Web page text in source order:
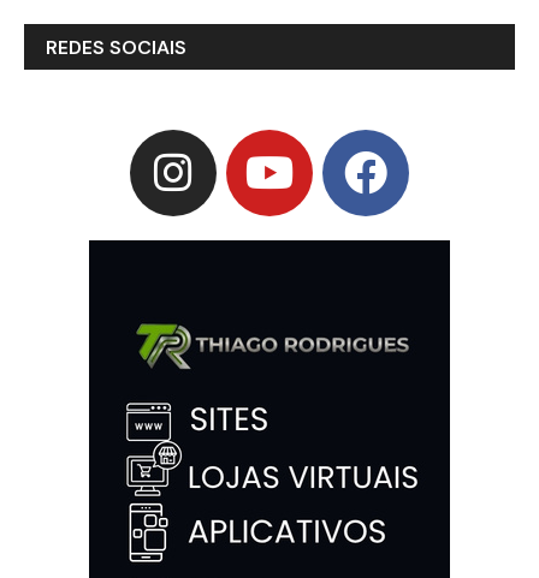
REDES SOCIAIS